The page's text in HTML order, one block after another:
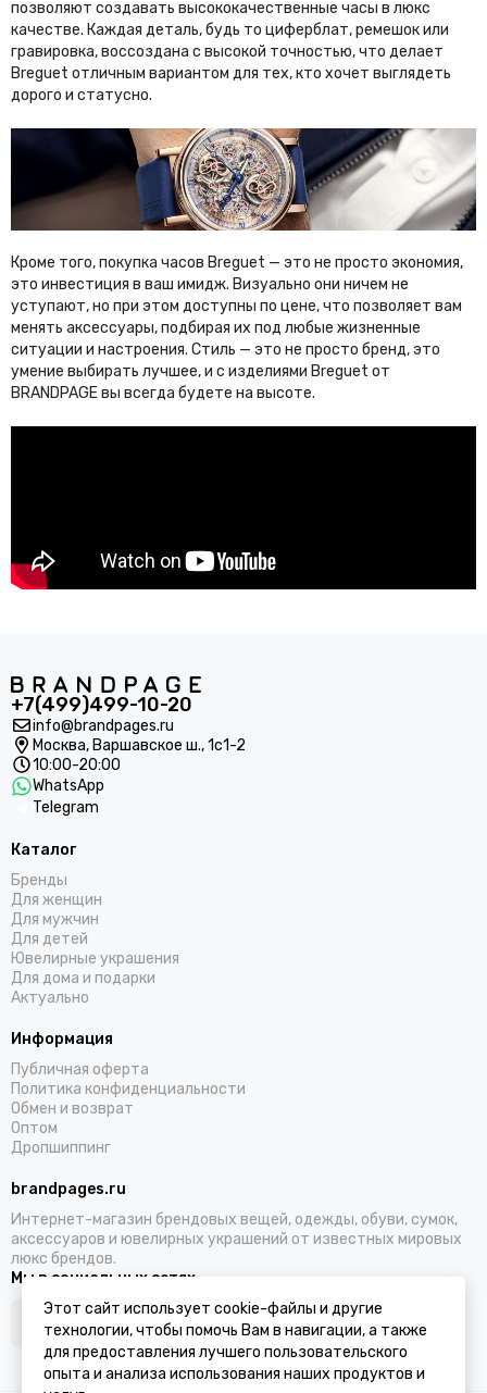
Y
Y-3
YEEZY
Yves Saint Laurent
Z
Zadig & Voltaire
Zegna
Zilli
Zimmermann
позволяют создавать высококачественные часы в люкс
качестве. Каждая деталь, будь то циферблат, ремешок или
гравировка, воссоздана с высокой точностью, что делает
Breguet отличным вариантом для тех, кто хочет выглядеть
дорого и статусно.
Кроме того, покупка часов Breguet — это не просто экономия,
это инвестиция в ваш имидж. Визуально они ничем не
уступают, но при этом доступны по цене, что позволяет вам
менять аксессуары, подбирая их под любые жизненные
ситуации и настроения. Стиль — это не просто бренд, это
умение выбирать лучшее, и с изделиями Breguet от
BRANDPAGE вы всегда будете на высоте.
+7(499)499-10-20
info@brandpages.ru
Москва, Варшавское ш., 1с1-2
10:00-20:00
WhatsApp
Telegram
Каталог
Бренды
Для женщин
Для мужчин
Для детей
Ювелирные украшения
Для дома и подарки
Актуально
Информация
Публичная оферта
Политика конфиденциальности
Обмен и возврат
Оптом
Дропшиппинг
brandpages.ru
Интернет-магазин брендовых вещей, одежды, обуви, сумок,
аксессуаров и ювелирных украшений от известных мировых
люкс брендов.
Мы в социальных сетях
Этот сайт использует cookie-файлы и другие
технологии, чтобы помочь Вам в навигации, а также
для предоставления лучшего пользовательского
опыта и анализа использования наших продуктов и